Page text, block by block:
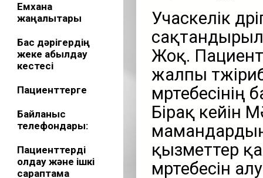
Емхана
жаңалықтары
Бас дәрігердің
жеке қабылдау
кестесі
Пациенттерге
Байланыс
телефондары:
Пациенттерді
қолдау және ішкі
сараптама
Учаскелік
Жоқ.
жалпы
Бірақ кейін
қызметтер
мәртебесін